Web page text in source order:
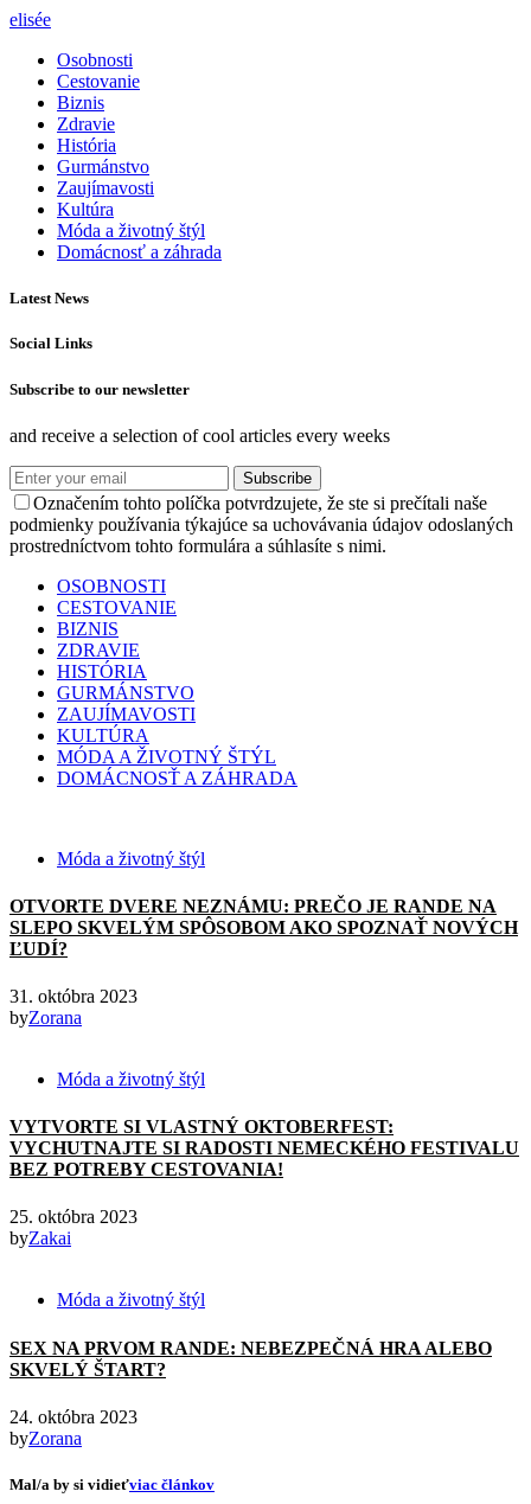
elisée
Osobnosti
Cestovanie
Biznis
Zdravie
História
Gurmánstvo
Zaujímavosti
Kultúra
Móda a životný štýl
Domácnosť a záhrada
Latest News
Social Links
Subscribe to our newsletter
and receive a selection of cool articles every weeks
Subscribe
Označením tohto políčka potvrdzujete, že ste si prečítali naše
podmienky používania týkajúce sa uchovávania údajov odoslaných
prostredníctvom tohto formulára a súhlasíte s nimi.
OSOBNOSTI
CESTOVANIE
BIZNIS
ZDRAVIE
HISTÓRIA
GURMÁNSTVO
ZAUJÍMAVOSTI
KULTÚRA
MÓDA A ŽIVOTNÝ ŠTÝL
DOMÁCNOSŤ A ZÁHRADA
Móda a životný štýl
OTVORTE DVERE NEZNÁMU: PREČO JE RANDE NA
SLEPO SKVELÝM SPÔSOBOM AKO SPOZNAŤ NOVÝCH
ĽUDÍ?
31. októbra 2023
byZorana
Móda a životný štýl
VYTVORTE SI VLASTNÝ OKTOBERFEST:
VYCHUTNAJTE SI RADOSTI NEMECKÉHO FESTIVALU
BEZ POTREBY CESTOVANIA!
25. októbra 2023
byZakai
Móda a životný štýl
SEX NA PRVOM RANDE: NEBEZPEČNÁ HRA ALEBO
SKVELÝ ŠTART?
24. októbra 2023
byZorana
Mal/a by si vidieťviac článkov